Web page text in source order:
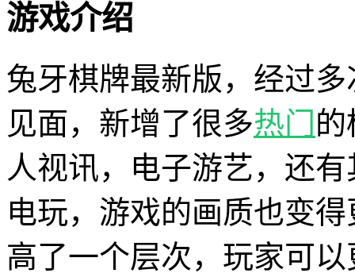
游戏介绍
兔牙棋牌最新版，经过
见面，新增了很多热门
人视讯，电子游艺，还
电玩，游戏的画质也变
高了一个层次，玩家可